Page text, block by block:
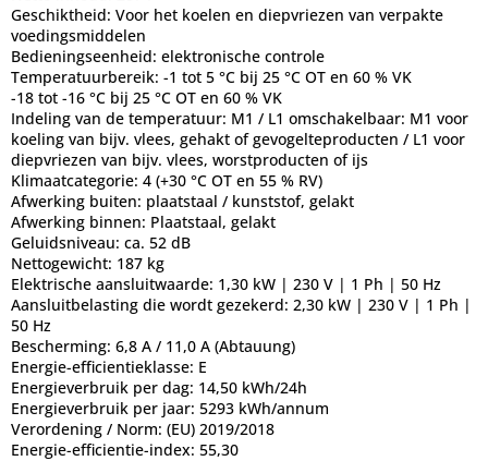
Geschiktheid: Voor het koelen en diepvriezen van verpakte
voedingsmiddelen
Bedieningseenheid: elektronische controle
Temperatuurbereik: -1 tot 5 °C bij 25 °C OT en 60 % VK
-18 tot -16 °C bij 25 °C OT en 60 % VK
Indeling van de temperatuur: M1 / L1 omschakelbaar: M1 voor
koeling van bijv. vlees, gehakt of gevogelteproducten / L1 voor
diepvriezen van bijv. vlees, worstproducten of ijs
Klimaatcategorie: 4 (+30 °C OT en 55 % RV)
Afwerking buiten: plaatstaal / kunststof, gelakt
Afwerking binnen: Plaatstaal, gelakt
Geluidsniveau: ca. 52 dB
Nettogewicht: 187 kg
Elektrische aansluitwaarde: 1,30 kW | 230 V | 1 Ph | 50 Hz
Aansluitbelasting die wordt gezekerd: 2,30 kW | 230 V | 1 Ph |
50 Hz
Bescherming: 6,8 A / 11,0 A (Abtauung)
Energie-efficientieklasse: E
Energieverbruik per dag: 14,50 kWh/24h
Energieverbruik per jaar: 5293 kWh/annum
Verordening / Norm: (EU) 2019/2018
Energie-efficientie-index: 55,30